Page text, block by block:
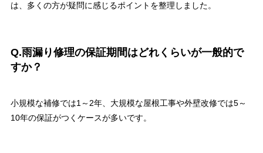
は、多くの方が疑問に感じるポイントを整理しました。
Q.雨漏り修理の保証期間はどれくらいが一般的で
すか？
小規模な補修では1～2年、大規模な屋根工事や外壁改修では5～
10年の保証がつくケースが多いです。